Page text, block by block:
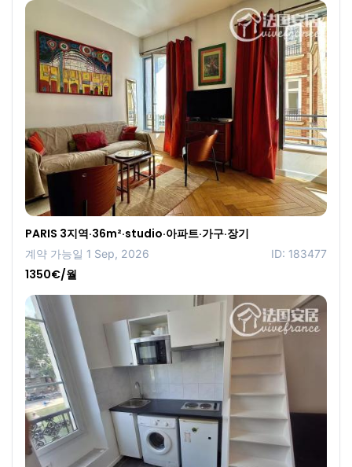
PARIS 3지역·36m²·studio·아파트·가구·장기
계약 가능일 1 Sep, 2026 ID: 183477
1350€/월